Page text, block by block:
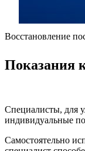
Восстановление
Показания
Специалисты, для
индивидуальные
Самостоятельно